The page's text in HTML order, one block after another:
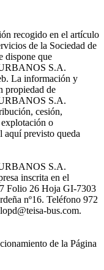
recogido en el artículo
de la Sociedad de
dispone que
S.A.
La información y
propiedad de
S.A.
cesión,
o
aquí previsto queda
S.A.
inscrita en el
Folio 26 Hoja GI-7303
nº16. Teléfono 972
bus.com.
de la Página